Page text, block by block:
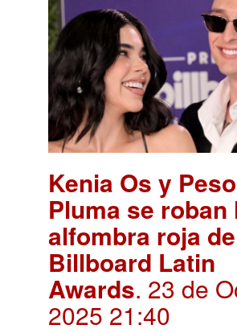
Kenia Os y Peso
Pluma se roban
alfombra roja
Billboard Latin
Awards. 23 de
2025 21:40